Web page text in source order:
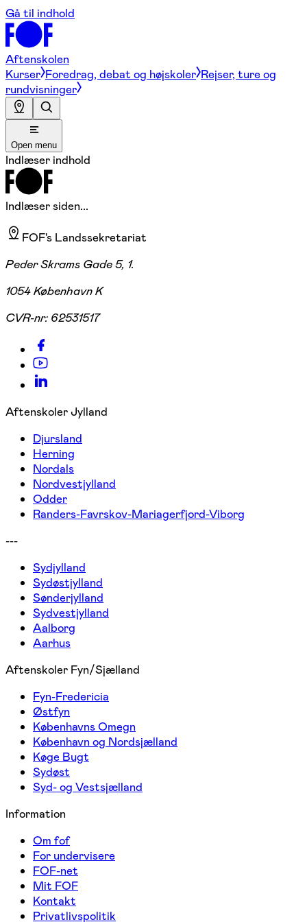
Gå til indhold
Aftenskolen
Kurser Foredrag, debat og højskoler Rejser, ture og
rundvisninger
Open menu
Indlæser indhold
Indlæser siden...
FOF's Landssekretariat
Peder Skrams Gade 5, 1.
1054 København K
CVR-nr: 62531517
Aftenskoler Jylland
Djursland
Herning
Nordals
Nordvestjylland
Odder
Randers-Favrskov-Mariagerfjord-Viborg
---
Sydjylland
Sydøstjylland
Sønderjylland
Sydvestjylland
Aalborg
Aarhus
Aftenskoler Fyn/Sjælland
Fyn-Fredericia
Østfyn
Københavns Omegn
København og Nordsjælland
Køge Bugt
Sydøst
Syd- og Vestsjælland
Information
Om fof
For undervisere
FOF-net
Mit FOF
Kontakt
Privatlivspolitik